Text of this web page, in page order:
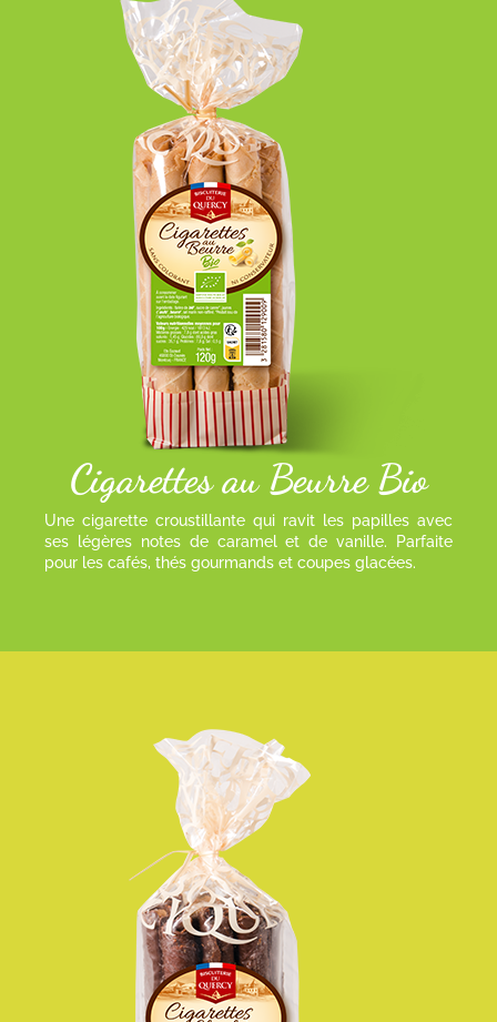
Cigarettes au Beurre Bio
Une cigarette croustillante qui ravit les papilles avec
ses légères notes de caramel et de vanille. Parfaite
pour les cafés, thés gourmands et coupes glacées.